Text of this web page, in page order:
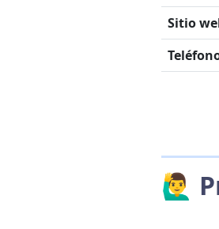
Sitio
🙋‍♂️